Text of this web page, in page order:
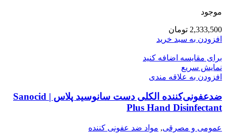
موجود
2,333,500 تومان
افزودن به سبد خرید
برای مقایسه اضافه کنید
نمایش سریع
افزودن به علاقه مندی
ضدعفونی‌کننده الکلی دست سانوسید پلاس | Sanocid
Plus Hand Disinfectant
عمومی و مصرقی, مواد ضد عفونی کننده